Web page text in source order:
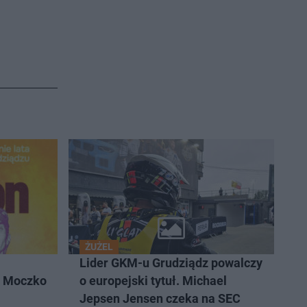
Moczko
ŻUŻEL
Lider GKM-u Grudziądz powalczy
o europejski tytuł. Michael
Jepsen Jensen czeka na SEC